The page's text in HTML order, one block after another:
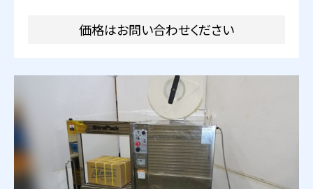
価格はお問い合わせください